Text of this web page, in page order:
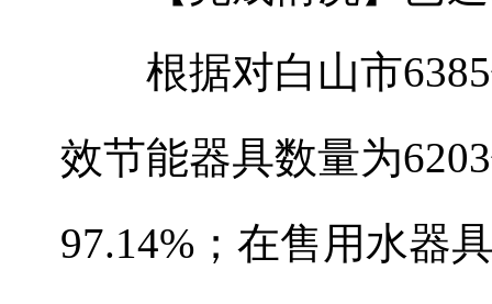
根据对白山市6385
效节能器具数量为
97.14%；在售用水器